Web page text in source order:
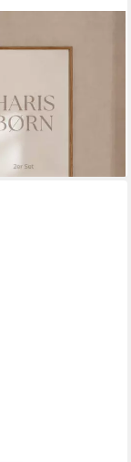
Polsterstühle für